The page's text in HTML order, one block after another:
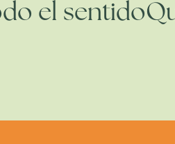
el sentido